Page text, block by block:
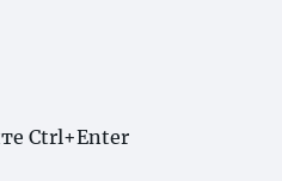
Ctrl+Enter